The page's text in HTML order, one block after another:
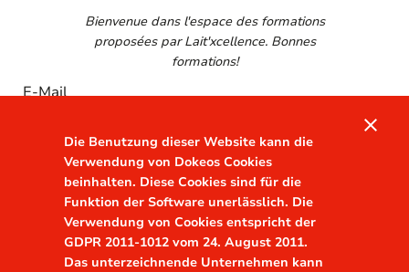
Bienvenue dans l'espace des formations
proposées par Lait'xcellence. Bonnes
formations!
E-Mail
Sich einloggen
Die Benutzung dieser Website kann die
Verwendung von Dokeos Cookies
beinhalten. Diese Cookies sind für die
Funktion der Software unerlässlich. Die
Verwendung von Cookies entspricht der
GDPR 2011-1012 vom 24. August 2011.
Das unterzeichnende Unternehmen kann
close